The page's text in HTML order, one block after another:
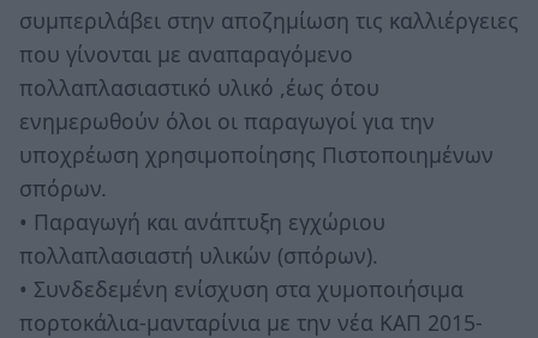
συμπεριλάβει στην αποζημίωση τις καλλιέργειες
που γίνονται με αναπαραγόμενο
πολλαπλασιαστικό υλικό ,έως ότου
ενημερωθούν όλοι οι παραγωγοί για την
υποχρέωση χρησιμοποίησης Πιστοποιημένων
σπόρων.
• Παραγωγή και ανάπτυξη εγχώριου
πολλαπλασιαστή υλικών (σπόρων).
• Συνδεδεμένη ενίσχυση στα χυμοποιήσιμα
πορτοκάλια-μανταρίνια με την νέα ΚΑΠ 2015-